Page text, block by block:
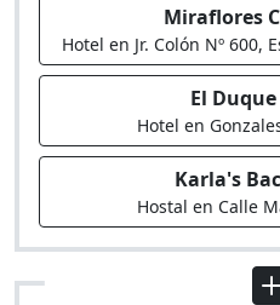
Miraflores
Hotel en Jr. Colón Nº 600,
El
Hotel en
Karla's
Hostal en Calle